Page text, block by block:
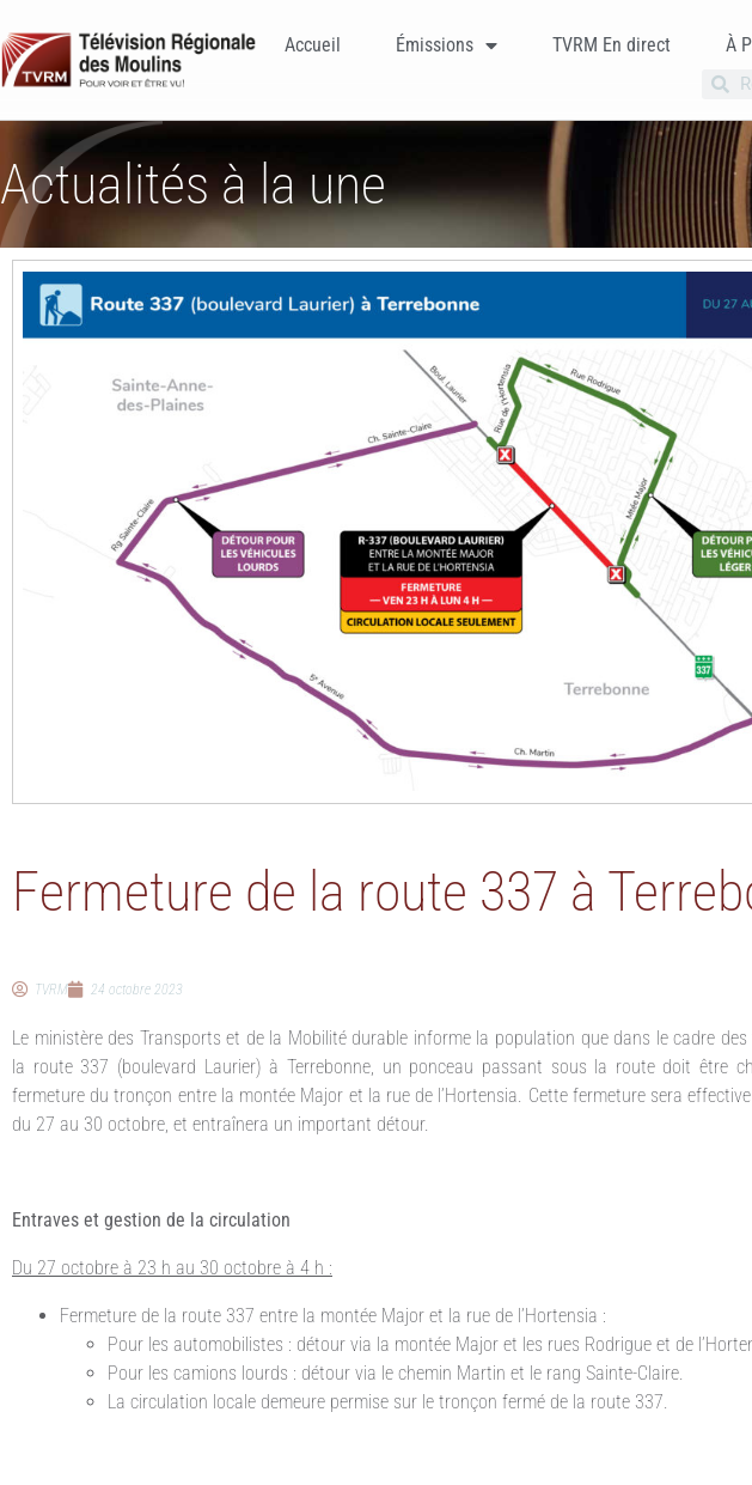
Accueil Émissions TVRM En direct À
Actualités à la une
Fermeture de la route 337 à
TVRM 24 octobre 2023
Le ministère des Transports et de la Mobilité durable informe la population que dans le cadre des
la route 337 (boulevard Laurier) à Terrebonne, un ponceau passant sous la route doit être
fermeture du tronçon entre la montée Major et la rue de l’Hortensia. Cette fermeture sera
du 27 au 30 octobre, et entraînera un important détour.
Entraves et gestion de la circulation
Du 27 octobre à 23 h au 30 octobre à 4 h :
Fermeture de la route 337 entre la montée Major et la rue de l’Hortensia :
Pour les automobilistes : détour via la montée Major et les rues Rodrigue et de
Pour les camions lourds : détour via le chemin Martin et le rang Sainte-Claire.
La circulation locale demeure permise sur le tronçon fermé de la route 337.